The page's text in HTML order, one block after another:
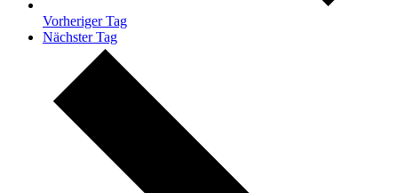
Vorheriger Tag
Nächster Tag